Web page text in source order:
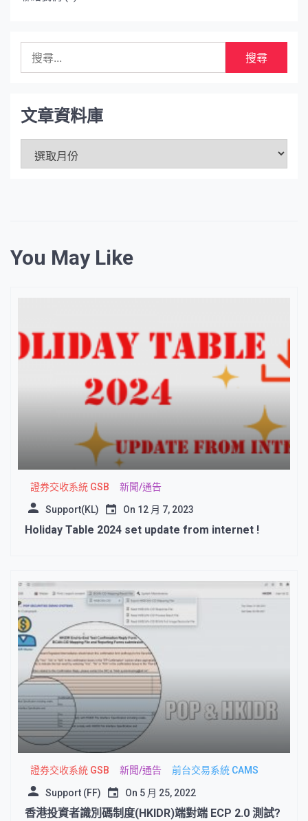
字:
文章資料庫
資
You May Like
證券交收系統 GSB 新聞/通告
Support(KL) On 12 月 7, 2023
Holiday Table 2024 set update from internet !
證券交收系統 GSB 新聞/通告 前台交易系統 CAMS
Support (FF) On 5 月 25, 2022
香港投資者識別碼制度(HKIDR)端對端 ECP 2.0 測試?